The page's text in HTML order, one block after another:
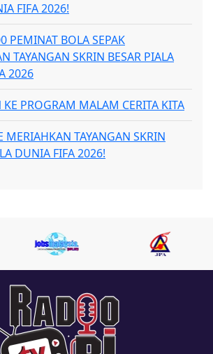
FIFA 2026!
PEMINAT BOLA SEPAK
TAYANGAN SKRIN BESAR PIALA
2026
KE PROGRAM MALAM CERITA KITA
MERIAHKAN TAYANGAN SKRIN
DUNIA FIFA 2026!